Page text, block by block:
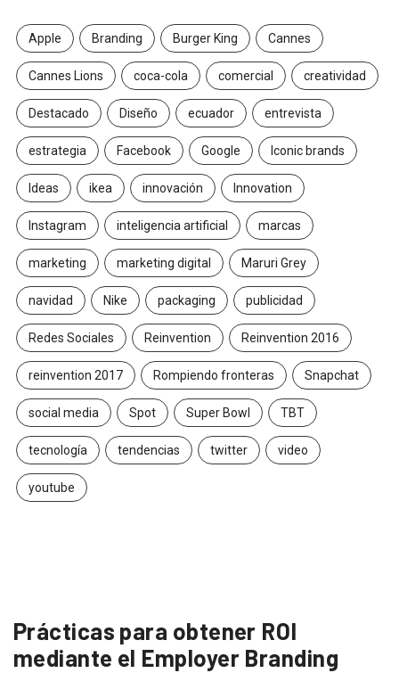
Apple Branding Burger King Cannes
Cannes Lions coca-cola comercial creatividad
Destacado Diseño ecuador entrevista
estrategia Facebook Google Iconic brands
Ideas ikea innovación Innovation
Instagram inteligencia artificial marcas
marketing marketing digital Maruri Grey
navidad Nike packaging publicidad
Redes Sociales Reinvention Reinvention 2016
reinvention 2017 Rompiendo fronteras Snapchat
social media Spot Super Bowl TBT
tecnología tendencias twitter video
youtube
Prácticas para obtener ROI
mediante el Employer Branding